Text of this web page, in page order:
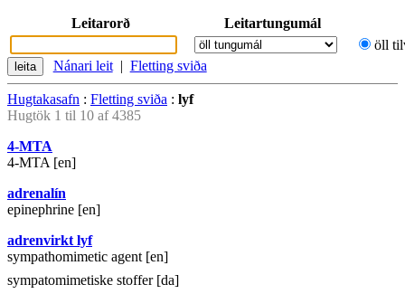
Leitarorð
Leitartungumál
öll
Nánari leit| Fletting sviða
Hugtakasafn : Fletting sviða : lyf
Hugtök 1 til 10 af 4385
4-MTA
4-MTA [en]
adrenalín
epinephrine [en]
adrenvirkt lyf
sympathomimetic agent [en]
sympatomimetiske stoffer [da]